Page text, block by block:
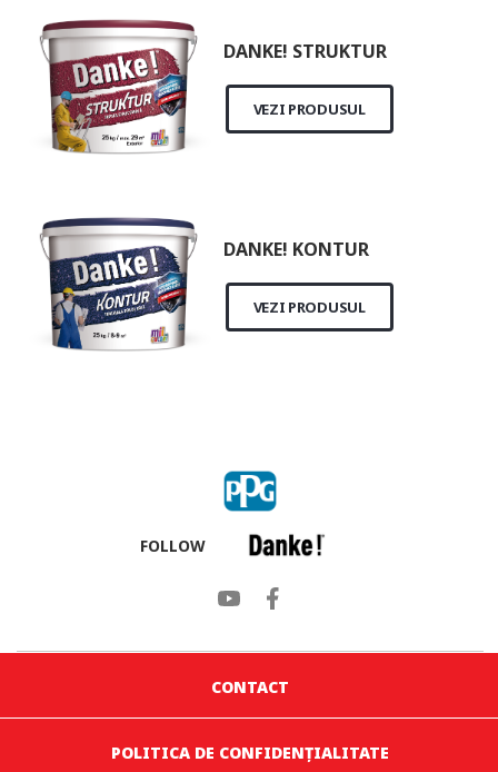
DANKE! STRUKTUR
VEZI PRODUSUL
DANKE! KONTUR
VEZI PRODUSUL
FOLLOW
CONTACT
POLITICA DE CONFIDENȚIALITATE